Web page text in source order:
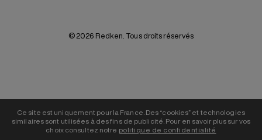
© 2026 Redken. Tous droits réservés
Ce site est uniquement pour la France. Des “cookies” et technologies
similaires sont utilisées à des fins de publicité. Pour en savoir plus sur vos
choix consultez notre politique de confidentialité